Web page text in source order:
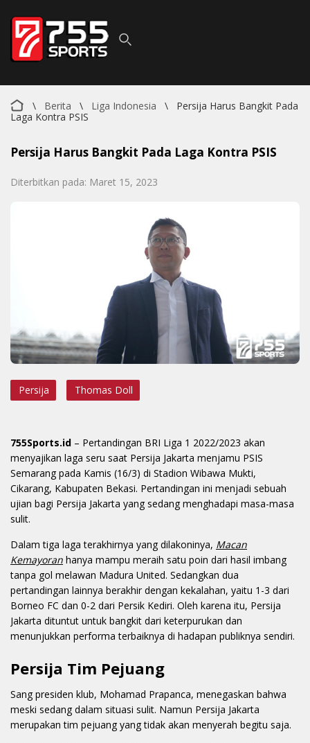
\ Berita \ Liga Indonesia \
Persija Harus Bangkit Pada
Laga Kontra PSIS
Persija Harus Bangkit Pada Laga Kontra PSIS
Diterbitkan pada: Maret 15, 2023
Persija Thomas Doll
755Sports.id – Pertandingan BRI Liga 1 2022/2023 akan
menyajikan laga seru saat Persija Jakarta menjamu PSIS
Semarang pada Kamis (16/3) di Stadion Wibawa Mukti,
Cikarang, Kabupaten Bekasi. Pertandingan ini menjadi sebuah
ujian bagi Persija Jakarta yang sedang menghadapi masa-masa
sulit.
Dalam tiga laga terakhirnya yang dilakoninya, Macan
Kemayoran hanya mampu meraih satu poin dari hasil imbang
tanpa gol melawan Madura United. Sedangkan dua
pertandingan lainnya berakhir dengan kekalahan, yaitu 1-3 dari
Borneo FC dan 0-2 dari Persik Kediri. Oleh karena itu, Persija
Jakarta dituntut untuk bangkit dari keterpurukan dan
menunjukkan performa terbaiknya di hadapan publiknya sendiri.
Persija Tim Pejuang
Sang presiden klub, Mohamad Prapanca, menegaskan bahwa
meski sedang dalam situasi sulit. Namun Persija Jakarta
merupakan tim pejuang yang tidak akan menyerah begitu saja.